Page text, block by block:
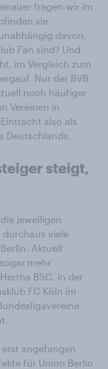
fragen wir im
sie
davon,
Fan sind? Und
im Vergleich zum
Nur der BVB
noch häufiger
Vereinen in
also als
Deutschlands.
steigt,
jeweiligen
durchaus viele
Aktuell
mehr
BSC. In der
FC Köln im
angefangen
für Union Berlin